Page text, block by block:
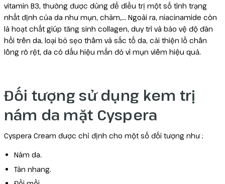
vitamin B3, thường được dùng để điều trị một số tình trạng
nhất định của da như mụn, chàm,… Ngoài ra, niacinamide còn
là hoạt chất giúp tăng sinh collagen, duy trì và bảo vệ độ đàn
hồi trên da, loại bỏ sẹo thâm và sắc tố da, cải thiện lỗ chân
lông rõ rệt, da có dấu hiệu mẩn đỏ vì mụn viêm hiệu quả.
Đối tượng sử dụng kem trị
nám da mặt Cyspera
Cyspera Cream được chỉ định cho một số đối tượng như :
Nám da.
Tàn nhang.